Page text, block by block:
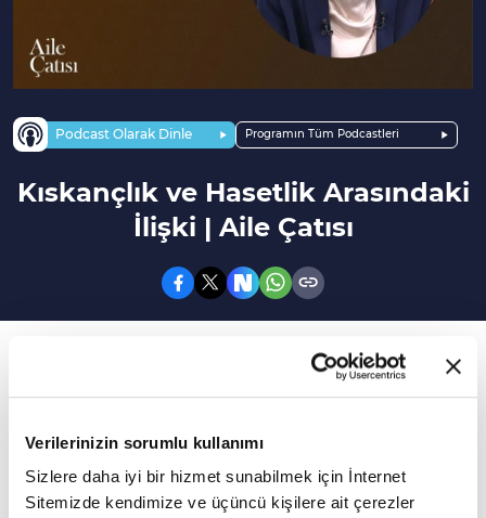
Verilerinizin sorumlu kullanımı
Sizlere daha iyi bir hizmet sunabilmek için İnternet
Sitemizde kendimize ve üçüncü kişilere ait çerezler
Podcast Olarak Dinle Programın Tüm Podcastleri
Kıskançlık ve Hasetlik Arasındaki
İlişki | Aile Çatısı
Çocuklarda kardeş kıskançlığı nasıl önlenir?